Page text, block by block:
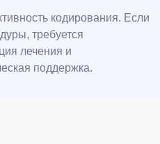
кодирования. Если
требуется
лечения и
поддержка.